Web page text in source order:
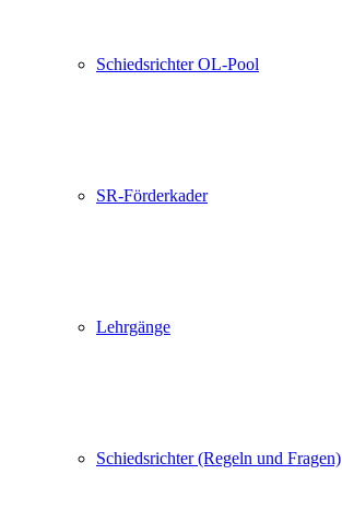
Schiedsrichter OL-Pool
SR-Förderkader
Lehrgänge
Schiedsrichter (Regeln und Fragen)